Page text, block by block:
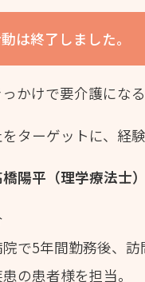
は終了しました。
かけで要介護にな
ターゲットに、経
陽平（理学療法士）
で5年間勤務後、
の患者様を担当。